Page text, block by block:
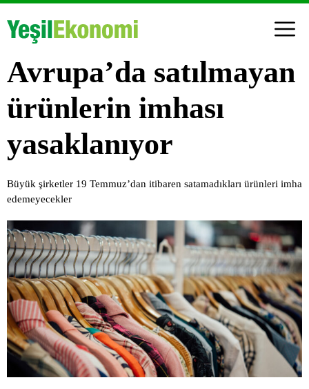
Avrupa’da satılmayan
ürünlerin imhası
yasaklanıyor
Büyük şirketler 19 Temmuz’dan itibaren satamadıkları ürünleri imha
edemeyecekler